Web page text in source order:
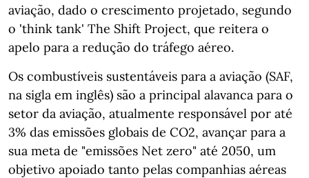
aviação, dado o crescimento projetado, segundo
o 'think tank' The Shift Project, que reitera o
apelo para a redução do tráfego aéreo.
Os combustíveis sustentáveis para a aviação (SAF,
na sigla em inglês) são a principal alavanca para o
setor da aviação, atualmente responsável por até
3% das emissões globais de CO2, avançar para a
sua meta de "emissões Net zero" até 2050, um
objetivo apoiado tanto pelas companhias aéreas